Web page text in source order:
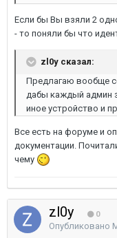
Если бы Вы взяли 2
- то поняли бы что
zl0y сказал:
Предлагаю вообще
дабы каждый админ
иное устройство и
Все есть на форуме и
документации.
чему
zl0y 0
Опубликовано